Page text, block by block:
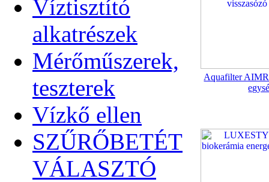
Víztisztító
alkatrészek
Mérőműszerek,
teszterek
Vízkő ellen
SZŰRŐBETÉT
VÁLASZTÓ
Aquafilter